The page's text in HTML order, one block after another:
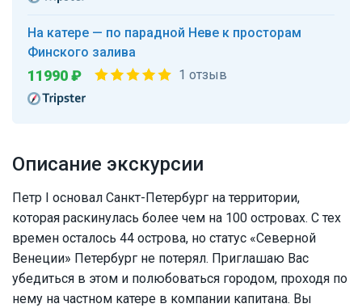
Описание экскурсии
Петр I основал Санкт-Петербург на территории,
которая раскинулась более чем на 100 островах. С тех
времен осталось 44 острова, но статус «Северной
Венеции» Петербург не потерял. Приглашаю Вас
убедиться в этом и полюбоваться городом, проходя по
нему на частном катере в компании капитана. Вы
На катере — по парадной Неве к просторам
Финского залива
11990 ₽ 1 отзыв